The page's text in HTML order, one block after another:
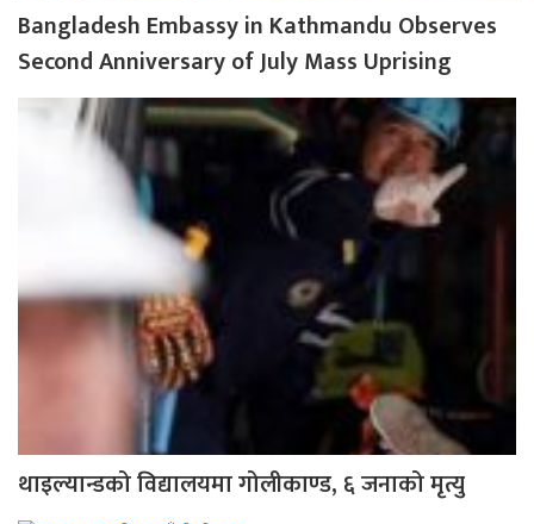
Bangladesh Embassy in Kathmandu Observes
Second Anniversary of July Mass Uprising
थाइल्यान्डको विद्यालयमा गोलीकाण्ड, ६ जनाको मृत्यु